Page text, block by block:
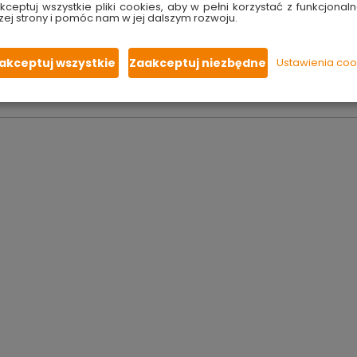
przyssawek , pasują do wszystkich modeli aut.
ftalanów.W komplecie 2 zasłonki.
wszystkie pliki cookies, aby w pełni korzystać z
strony i pomóc nam w jej dalszym rozwoju.
wszystkie Zaakceptuj niezbędne Ustawienia